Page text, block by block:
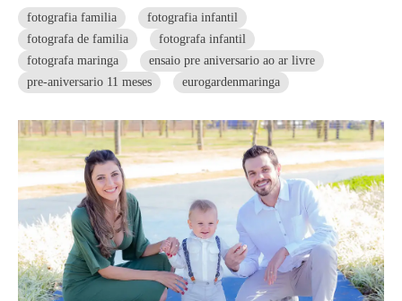
fotografia familia
fotografia infantil
fotografa de familia
fotografa infantil
fotografa maringa
ensaio pre aniversario ao ar livre
pre-aniversario 11 meses
eurogardenmaringa